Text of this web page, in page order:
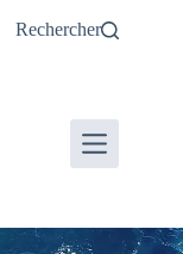
Rechercher